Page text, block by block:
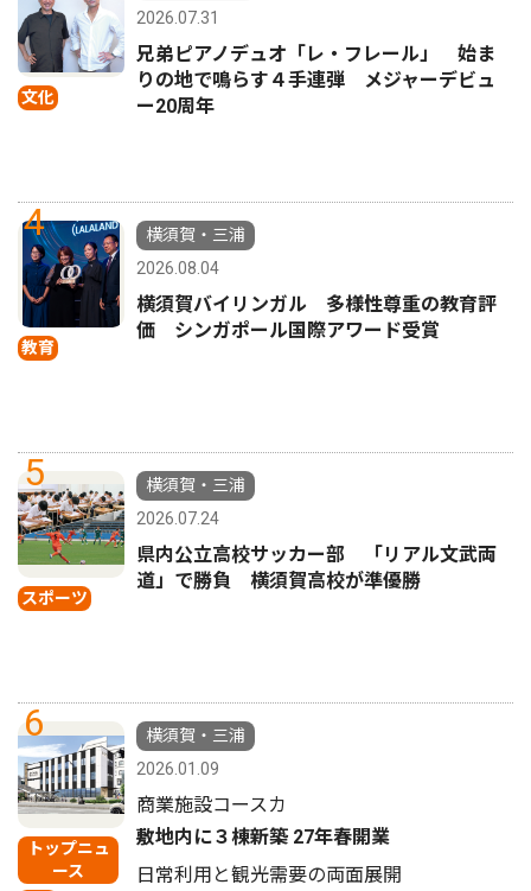
文化
2026.07.31
兄弟ピアノデュオ「レ・フレール」 始ま
りの地で鳴らす４手連弾 メジャーデビュ
ー20周年
4
教育
横須賀・三浦
2026.08.04
横須賀バイリンガル 多様性尊重の教育評
価 シンガポール国際アワード受賞
5
スポーツ
横須賀・三浦
2026.07.24
県内公立高校サッカー部 「リアル文武両
道」で勝負 横須賀高校が準優勝
6
トップニュ
ース
横須賀・三浦
2026.01.09
商業施設コースカ
敷地内に３棟新築 27年春開業
日常利用と観光需要の両面展開